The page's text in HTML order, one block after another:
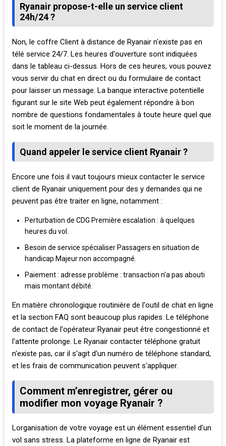
Ryanair propose-t-elle un service client
24h/24 ?
Non, le coffre Client à distance de Ryanair n'existe pas en
télé service 24/7. Les heures d'ouverture sont indiquées
dans le tableau ci-dessus. Hors de ces heures, vous pouvez
vous servir du chat en direct ou du formulaire de contact
pour laisser un message. La banque interactive potentielle
figurant sur le site Web peut également répondre à bon
nombre de questions fondamentales à toute heure quel que
soit le moment de la journée.
Quand appeler le service client Ryanair ?
Encore une fois il vaut toujours mieux contacter le service
client de Ryanair uniquement pour des y demandes qui ne
peuvent pas être traiter en ligne, notamment :
Perturbation de CDG Première escalation : à quelques
heures du vol.
Besoin de service spécialiser Passagers en situation de
handicap Majeur non accompagné.
Paiement : adresse problème : transaction n'a pas abouti
mais montant débité.
En matière chronologique routinière de l'outil de chat en ligne
et la section FAQ sont beaucoup plus rapides. Le téléphone
de contact de l'opérateur Ryanair peut être congestionné et
l'attente prolonge. Le Ryanair contacter téléphone gratuit
n'existe pas, car il s'agit d'un numéro de téléphone standard,
et les frais de communication peuvent s'appliquer.
Comment m’enregistrer, gérer ou
modifier mon voyage Ryanair ?
Lorganisation de votre voyage est un élément essentiel d'un
vol sans stress. La plateforme en ligne de Ryanair est